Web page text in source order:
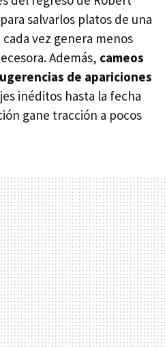
salvarlos platos de una
vez genera menos
Además, cameos
de apariciones
inéditos hasta la fecha
gane tracción a pocos